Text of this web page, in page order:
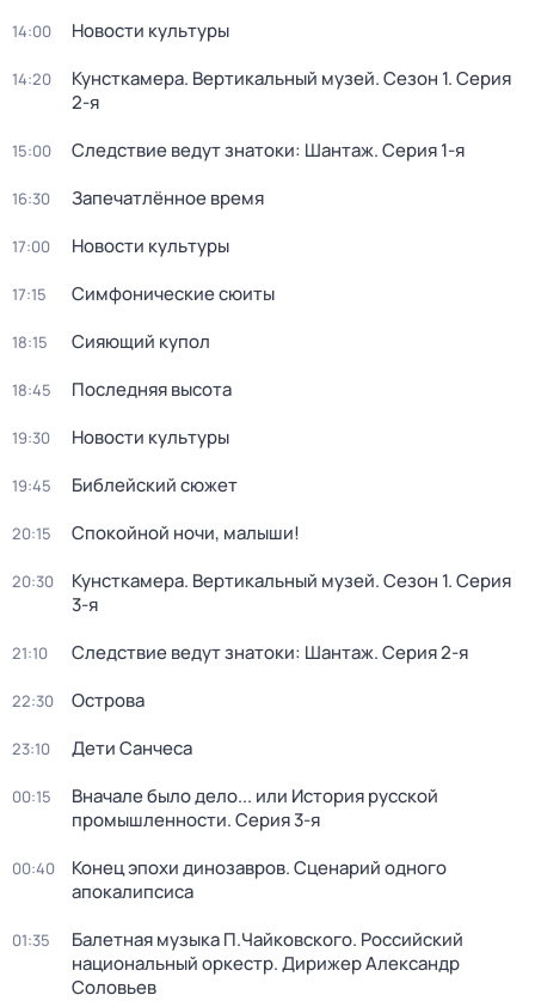
14:00 Новости культуры
14:20 Кунсткамера. Вертикальный музей. Сезон 1. Серия
2-я
15:00 Следствие ведут знатоки: Шантаж. Серия 1-я
16:30 Запечатлённое время
17:00 Новости культуры
17:15 Симфонические сюиты
18:15 Сияющий купол
18:45 Последняя высота
19:30 Новости культуры
19:45 Библейский сюжет
20:15 Спокойной ночи, малыши!
20:30 Кунсткамера. Вертикальный музей. Сезон 1. Серия
3-я
21:10 Следствие ведут знатоки: Шантаж. Серия 2-я
22:30 Острова
23:10 Дети Санчеса
00:15
Вначале было дело... или История русской
промышленности. Серия 3-я
00:40
Конец эпохи динозавров. Сценарий одного
апокалипсиса
01:35
Балетная музыка П.Чайковского. Российский
национальный оркестр. Дирижер Александр
Соловьев